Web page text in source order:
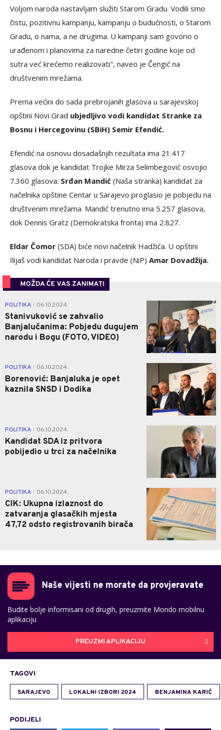
Voljom naroda nastavljam služiti Starom Gradu. Vodili smo
čistu, pozitivnu kampanju, kampanju o budućnosti, o Starom
Gradu, o nama, a ne drugima. U kampanji sam govorio o
urađenom i planovima za naredne četiri godine koje od
sutra već krećemo realizovati", naveo je Čengić na
društvenim mrežama.
Prema većini do sada prebrojanih glasova u sarajevskoj
opštini Novi Grad ubjedljivo vodi kandidat Stranke za
Bosnu i Hercegovinu (SBiH) Semir Efendić.
Efendić na osnovu dosadašnjih rezultata ima 21.417
glasova dok je kandidat Trojke Mirza Selimbegović osvojio
7.360 glasova. Srđan Mandić (Naša stranka) kandidat za
načelnika opštine Centar u Sarajevo proglasio je pobjedu na
društvenim mrežama. Mandić trenutno ima 5.257 glasova,
dok Dennis Gratz (Demokratska fronta) ima 2.827.
Eldar Čomor (SDA) biće novi načelnik Hadžića. U opštini
Ilijaš vodi kandidat Naroda i pravde (NiP) Amar Dovadžija.
MOŽDA ĆE VAS ZANIMATI
POLITIKA 06.10.2024.
Stanivuković se zahvalio
Banjalučanima: Pobjedu dugujem
narodu i Bogu (FOTO, VIDEO)
2
POLITIKA 06.10.2024.
Borenović: Banjaluka je opet
kaznila SNSD i Dodika
0
POLITIKA 06.10.2024.
Kandidat SDA iz pritvora
pobijedio u trci za načelnika
1
POLITIKA 06.10.2024.
CIK: Ukupna izlaznost do
zatvaranja glasačkih mjesta
47,72 odsto registrovanih birača
0
Naše vijesti ne morate da provjeravate
Budite bolje informisani od drugih, preuzmite Mondo mobilnu
aplikaciju
PREUZMI APLIKACIJU
TAGOVI
SARAJEVO LOKALNI IZBORI 2024 BENJAMINA KARIĆ
PODIJELI